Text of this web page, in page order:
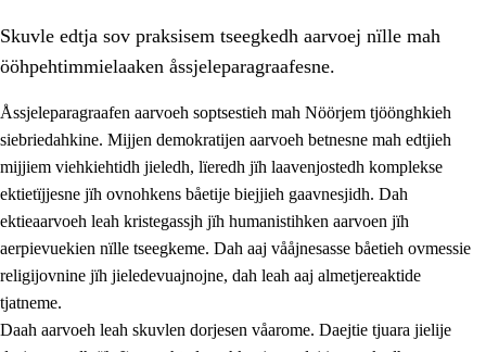
1. Lïerehtimmien aarvoevåarome
1.1 Almetjeaarvoe
1.2 Identiteete jïh kulturellen gellievoete
1.3
Skuvle edtja sov praksisem tseegkedh aarvoej nïlle mah
ööhpehtimmielaaken åssjeleparagraafesne.
Åssjeleparagraafen aarvoeh soptsestieh mah Nöörjem tjöönghkieh
siebriedahkine. Mijjen demokratijen aarvoeh betnesne mah edtjieh
mijjiem viehkiehtidh jieledh, lïeredh jïh laavenjostedh komplekse
ektietïjjesne jïh ovnohkens båetije biejjieh gaavnesjidh. Dah
ektieaarvoeh leah kristegassjh jïh humanistihken aarvoen jïh
aerpievuekien nïlle tseegkeme. Dah aaj vååjnesasse båetieh ovmessie
religijovnine jïh jieledevuajnojne, dah leah aaj almetjereaktide
tjatneme.
Daah aarvoeh leah skuvlen dorjesen våarome. Daejtie tjuara jielije